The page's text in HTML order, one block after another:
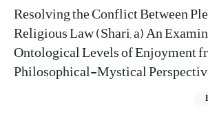
Resolving the Conflict Between
Religious Law (Shari, a) An
Ontological Levels of Enjoyment
Philosophical-Mystical